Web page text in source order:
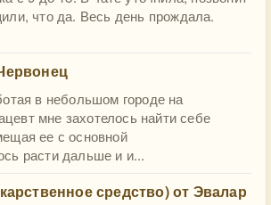
что да. Весь день прождала.
в небольшом городе на
мне захотелось найти себе
ее с основной
расти дальше и и...
средство) от Эвалар